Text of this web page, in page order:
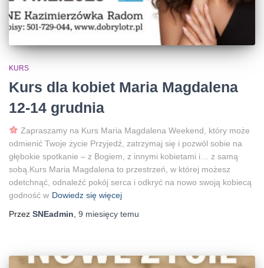
KURS
Kurs dla kobiet Maria Magdalena
12-14 grudnia
Zapraszamy na Kurs Maria Magdalena Weekend, który może
odmienić Twoje życie Przyjedź, zatrzymaj się i pozwól sobie na
głębokie spotkanie – z Bogiem, z innymi kobietami i… z samą
sobą.Kurs Maria Magdalena to przestrzeń, w której możesz
odetchnąć, odnaleźć pokój serca i odkryć na nowo swoją kobiecą
godność w Dowiedz się więcej
Przez SNEadmin 9 miesięcy temu